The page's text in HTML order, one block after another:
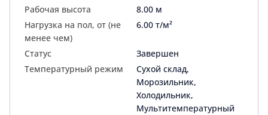
Рабочая высота
8.00 м
Нагрузка на пол, от (не
менее чем)
6.00 т/м²
Статус
Завершен
Температурный режим
Сухой склад,
Морозильник,
Холодильник,
Мультитемпературный